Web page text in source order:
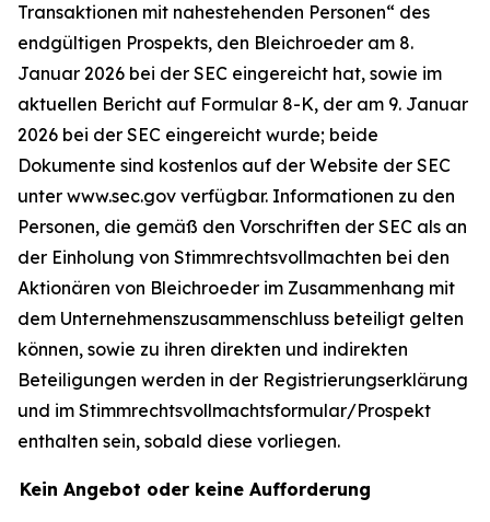
Transaktionen mit nahestehenden Personen“ des
endgültigen Prospekts, den Bleichroeder am 8.
Januar 2026 bei der SEC eingereicht hat, sowie im
aktuellen Bericht auf Formular 8-K, der am 9. Januar
2026 bei der SEC eingereicht wurde; beide
Dokumente sind kostenlos auf der Website der SEC
unter www.sec.gov verfügbar. Informationen zu den
Personen, die gemäß den Vorschriften der SEC als an
der Einholung von Stimmrechtsvollmachten bei den
Aktionären von Bleichroeder im Zusammenhang mit
dem Unternehmenszusammenschluss beteiligt gelten
können, sowie zu ihren direkten und indirekten
Beteiligungen werden in der Registrierungserklärung
und im Stimmrechtsvollmachtsformular/Prospekt
enthalten sein, sobald diese vorliegen.
Kein Angebot oder keine Aufforderung